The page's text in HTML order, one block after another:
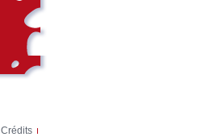
Crédits